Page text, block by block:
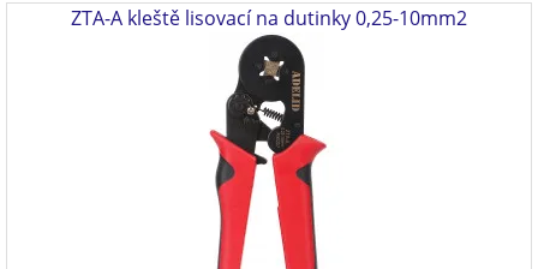
ZTA-A kleště lisovací na dutinky 0,25-10mm2